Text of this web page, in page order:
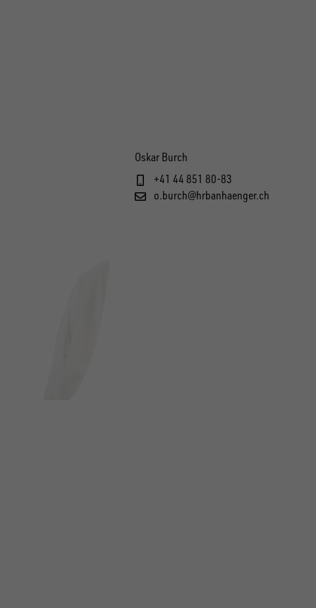
Oskar Burch
+41 44 851 80-83
o.burch@hrbanhaenger.ch